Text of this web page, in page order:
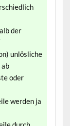
der
unlösliche
oder
werden ja